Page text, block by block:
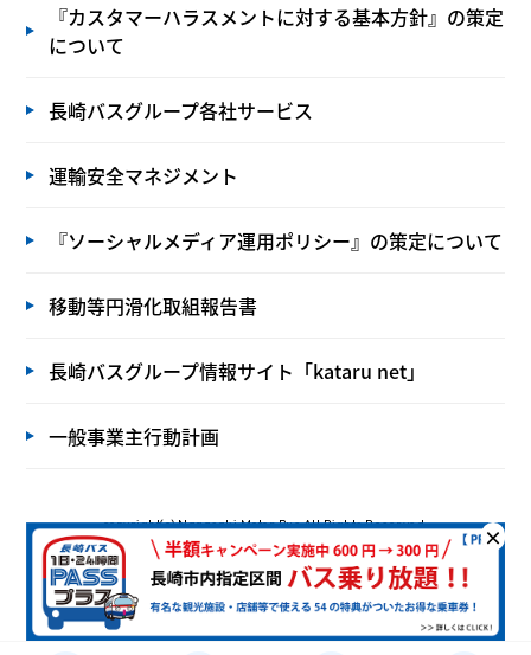
×
『カスタマーハラスメントに対する基本方針』の策定
について
長崎バスグループ各社サービス
運輸安全マネジメント
『ソーシャルメディア運用ポリシー』の策定について
移動等円滑化取組報告書
長崎バスグループ情報サイト「kataru net」
一般事業主行動計画
copyright(c) Nagasaki Motor Bus All Rights Reserved.